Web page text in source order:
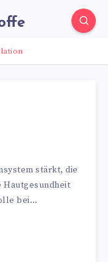
stärkt, die
Hautgesundheit
bei…